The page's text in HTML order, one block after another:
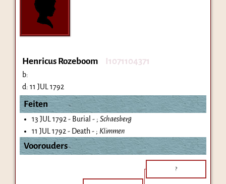
Henricus Rozeboom I1071104371
b:
d: 11 JUL 1792
Feiten
13 JUL 1792 - Burial - ; Schaesberg
11 JUL 1792 - Death - ; Klimmen
Voorouders
?